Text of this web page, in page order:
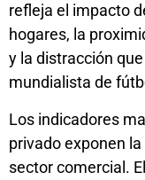
refleja el impacto
hogares, la
y la distracción
mundialista de
Los indicadores
privado exponen
sector comercial.